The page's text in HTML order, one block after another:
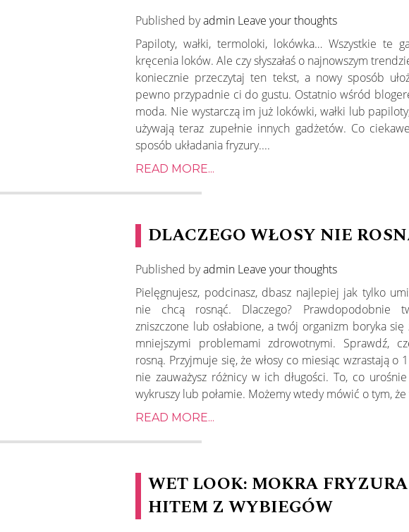
Published byadmin Leave your thoughts
Papiloty, wałki, termoloki, lokówka… Wszystkie te
kręcenia loków. Ale czy słyszałaś o najnowszym
koniecznie przeczytaj ten tekst, a nowy sposób
pewno przypadnie ci do gustu. Ostatnio wśród
moda. Nie wystarczą im już lokówki, wałki lub
używają teraz zupełnie innych gadżetów. Co
sposób układania fryzury....
READ MORE...
DLACZEGO WŁOSY NIE
Published byadmin Leave your thoughts
Pielęgnujesz, podcinasz, dbasz najlepiej jak tylko
nie chcą rosnąć. Dlaczego? Prawdopodobnie
zniszczone lub osłabione, a twój organizm boryka
mniejszymi problemami zdrowotnymi. Sprawdź,
rosną. Przyjmuje się, że włosy co miesiąc wzrastają o
nie zauważysz różnicy w ich długości. To, co
wykruszy lub połamie. Możemy wtedy mówić o tym, że
READ MORE...
WET LOOK: MOKRA
HITEM Z WYBIEGÓW